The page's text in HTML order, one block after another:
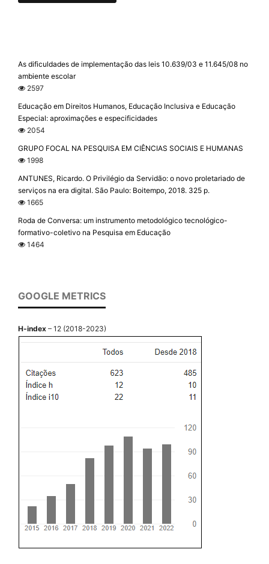
As dificuldades de implementação das leis 10.639/03 e 11.645/08 no
ambiente escolar
2597
Educação em Direitos Humanos, Educação Inclusiva e Educação
Especial: aproximações e especificidades
2054
GRUPO FOCAL NA PESQUISA EM CIÊNCIAS SOCIAIS E HUMANAS
1998
ANTUNES, Ricardo. O Privilégio da Servidão: o novo proletariado de
serviços na era digital. São Paulo: Boitempo, 2018. 325 p.
1665
Roda de Conversa: um instrumento metodológico tecnológico-
formativo-coletivo na Pesquisa em Educação
1464
GOOGLE METRICS
H-index – 12 (2018-2023)